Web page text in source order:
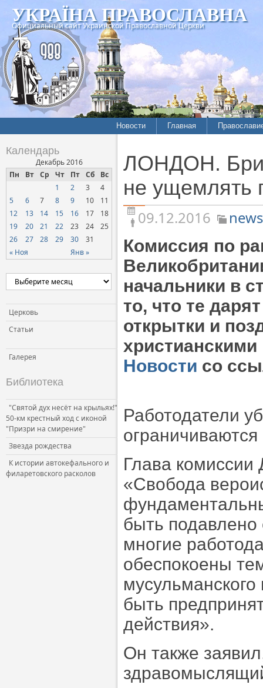
УКРАЇНА ПРАВОСЛАВНА
Официальный сайт Украинской Православной Церкви
Новости
Межконфессиональные
отношения
Нарушения прав
верующих
Официальная хроника
СОЦИАЛЬНОЕ
СЛУЖЕНИЕ
Церковь и общество
Церковь и СМИ
Главная
История
Хроники
Календарь
Декабрь 2016
Пн
Вт Ср Чт Пт Сб Вс
« Ноя Янв »
1 2 3
4
5
6 7 8 9 10
11
12
13 14 15 16 17
18
19
20 21 22 23 24
25
26
27 28 29 30 31
Церковь
Статьи
Галерея
Библиотека
"Святой дух несёт на крыльях!"
50-км крестный ход с иконой
"Призри на смирение"
Звезда рождества
К истории автокефального и
филаретовского расколов
ЛОНДОН.
не ущемлять
09.12.2016
news
Комиссия по
начальники в
то, что те
открытки и
Новости со
Работодатели
Глава комиссии
«Свобода
быть подавлено
многие
обеспокоены
быть
действия».
Он также